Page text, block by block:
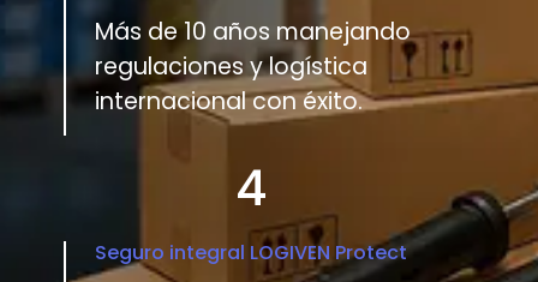
Más de 10 años manejando
regulaciones y logística
internacional con éxito.
4
Seguro integral LOGIVEN Protect